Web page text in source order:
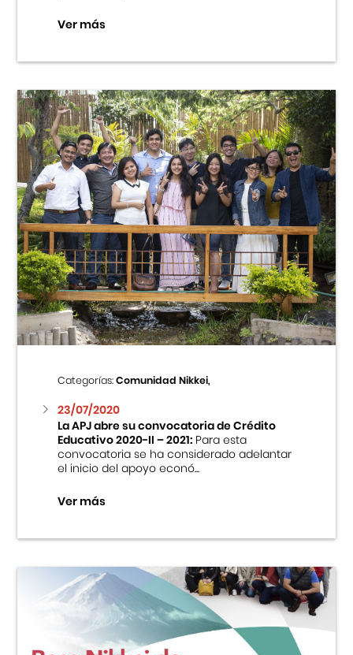
Ver más
Categorías:Comunidad Nikkei,
23/07/2020
La APJ abre su convocatoria de Crédito
Educativo 2020-II – 2021:Para esta
convocatoria se ha considerado adelantar
el inicio del apoyo econó...
Ver más